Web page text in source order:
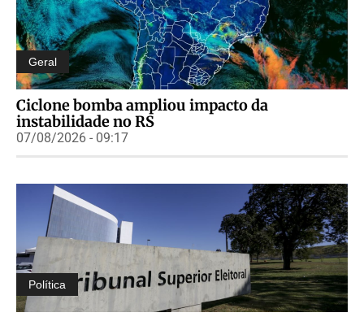
Geral
Ciclone bomba ampliou impacto da
instabilidade no RS
07/08/2026 - 09:17
Política